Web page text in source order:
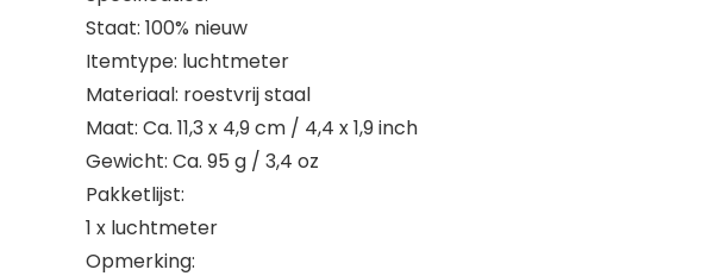
Staat: 100% nieuw
Itemtype: luchtmeter
Materiaal: roestvrij staal
Maat: Ca. 11,3 x 4,9 cm / 4,4 x 1,9 inch
Gewicht: Ca. 95 g / 3,4 oz
Pakketlijst:
1 x luchtmeter
Opmerking: